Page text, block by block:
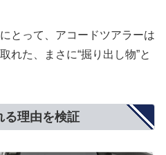
とって、アコードツアラーは
れた、まさに“掘り出し物”と
る理由を検証